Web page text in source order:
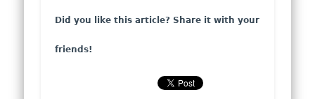
Did you like this article? Share it with your
friends!